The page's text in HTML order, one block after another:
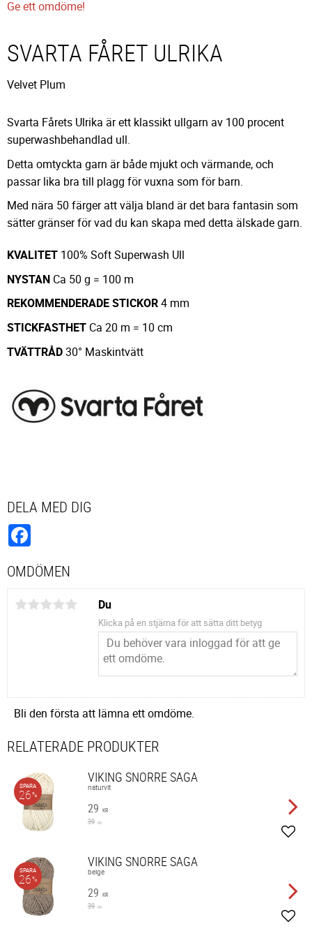
Ge ett omdöme!
SVARTA FÅRET ULRIKA
Velvet Plum
Svarta Fårets Ulrika är ett klassikt ullgarn av 100 procent
superwashbehandlad ull.
Detta omtyckta garn är både mjukt och värmande, och
passar lika bra till plagg för vuxna som för barn.
Med nära 50 färger att välja bland är det bara fantasin som
sätter gränser för vad du kan skapa med detta älskade garn.
KVALITET 100% Soft Superwash Ull
NYSTAN Ca 50 g = 100 m
REKOMMENDERADESTICKOR4 mm
STICKFASTHET Ca 20 m = 10 cm
TVÄTTRÅD30° Maskintvätt
DELA MED DIG
OMDÖMEN
Du
Klicka på en stjärna för att sätta ditt betyg
Bli den första att lämna ett omdöme.
RELATERADE PRODUKTER
VIKING SNORRE SAGA
naturvit
29 KR
39 KR
SPARA
26%
VIKING SNORRE SAGA
beige
29 KR
39 KR
SPARA
26%